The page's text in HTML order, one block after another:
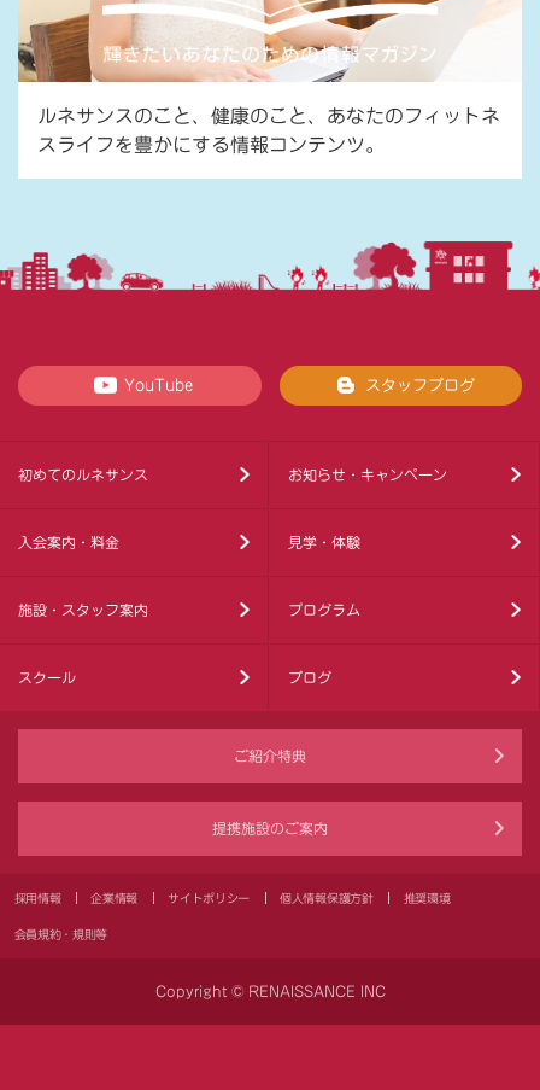
ルネサンスのこと、健康のこと、あなたのフィットネ
スライフを豊かにする情報コンテンツ。
YouTube スタッフブログ
初めてのルネサンス お知らせ・キャンペーン
入会案内・料金 見学・体験
施設・スタッフ案内 プログラム
スクール ブログ
ご紹介特典
提携施設のご案内
採用情報 企業情報 サイトポリシー 個人情報保護方針 推奨環境
会員規約・規則等
Copyright © RENAISSANCE INC